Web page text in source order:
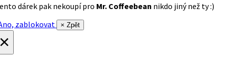
dárek pak nekoupí pro Mr. Coffeebean nikdo jiný než ty :)
zablokovat
× Zpět